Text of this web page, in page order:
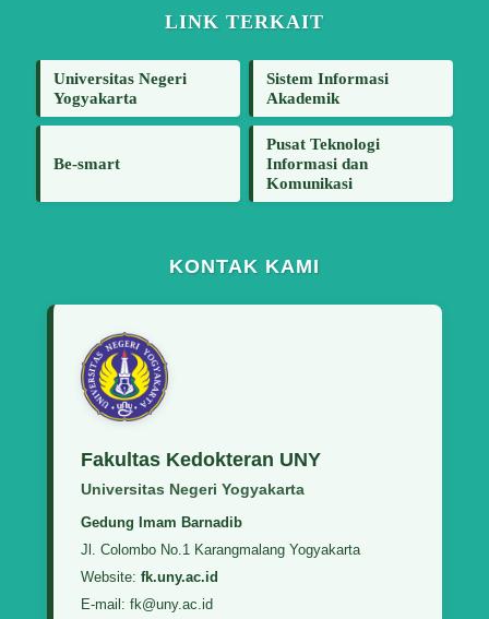
LINK TERKAIT
Universitas Negeri
Yogyakarta
Sistem Informasi
Akademik
Be-smart
Pusat Teknologi
Informasi dan
Komunikasi
KONTAK KAMI
Fakultas Kedokteran UNY
Universitas Negeri Yogyakarta
Gedung Imam Barnadib
Jl. Colombo No.1 Karangmalang Yogyakarta
Website:fk.uny.ac.id
E-mail: fk@uny.ac.id